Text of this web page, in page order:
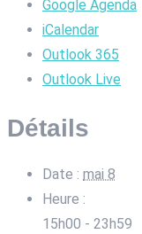
Google Agenda
iCalendar
Outlook 365
Outlook Live
Détails
Date : mai 8
Heure :
15h00 - 23h59